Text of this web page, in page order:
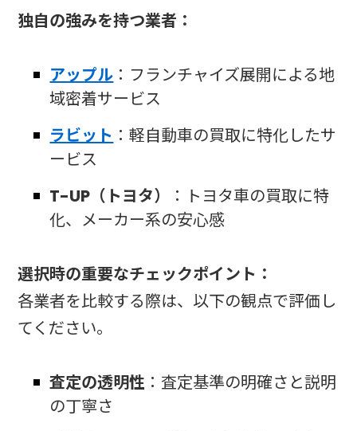
独自の強みを持つ業者：
アップル ：フランチャイズ展開による地
域密着サービス
ラビット ：軽自動車の買取に特化したサ
ービス
T-UP（トヨタ）
：トヨタ車の買取に特
化、メーカー系の安心感
選択時の重要なチェックポイント：
各業者を比較する際は、以下の観点で評価し
てください。
査定の透明性 ：査定基準の明確さと説明
の丁寧さ